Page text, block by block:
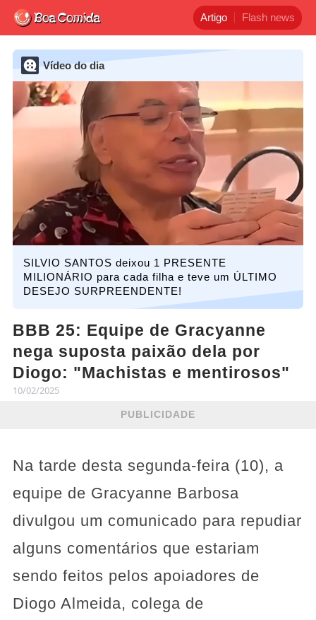
Artigo Flash news
Vídeo do dia
SILVIO SANTOS deixou 1 PRESENTE
MILIONÁRIO para cada filha e teve um ÚLTIMO
DESEJO SURPREENDENTE!
BBB 25: Equipe de Gracyanne
nega suposta paixão dela por
Diogo: "Machistas e mentirosos"
10/02/2025
PUBLICIDADE
Na tarde desta segunda-feira (10), a
equipe de Gracyanne Barbosa
divulgou um comunicado para repudiar
alguns comentários que estariam
sendo feitos pelos apoiadores de
Diogo Almeida, colega de